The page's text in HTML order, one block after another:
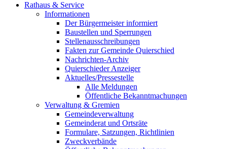
Rathaus & Service
Informationen
Der Bürgermeister informiert
Baustellen und Sperrungen
Stellenausschreibungen
Fakten zur Gemeinde Quierschied
Nachrichten-Archiv
Quierschieder Anzeiger
Aktuelles/Pressestelle
Alle Meldungen
Öffentliche Bekanntmachungen
Verwaltung & Gremien
Gemeindeverwaltung
Gemeinderat und Ortsräte
Formulare, Satzungen, Richtlinien
Zweckverbände